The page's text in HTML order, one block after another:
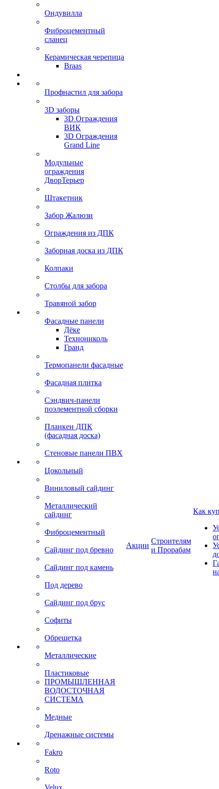
Ондувилла
Фиброцементный
сланец
Керамическая черепица
Braas
Профнастил для забора
3D заборы
3D Ограждения
ВИК
3D Ограждения
Grand Line
Модульные
ограждения
ДворТерьер
Штакетник
Забор Жалюзи
Ограждения из ДПК
Заборная доска из ДПК
Колпаки
Столбы для забора
Травяной забор
Фасадные панели
Дёке
Технониколь
Гранд
Термопанели фасадные
Фасадная плитка
Сэндвич-панели
поэлементной сборки
Планкен ДПК
(фасадная доска)
Стеновые панели ПВХ
Цокольный
Виниловый сайдинг
Металлический
сайдинг
Фиброцементный
Сайдинг под бревно
Сайдинг под камень
Под дерево
Сайдинг под брус
Софиты
Обрешетка
Металлические
Пластиковые
ПРОМЫШЛЕННАЯ
ВОДОСТОЧНАЯ
СИСТЕМА
Медные
Дренажные системы
Fakro
Roto
Velux
Акции
Строителям
и Прорабам
Как